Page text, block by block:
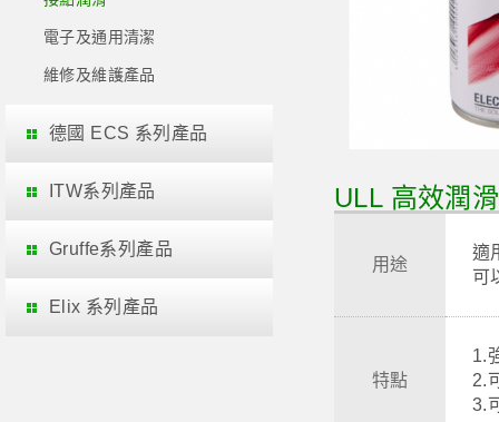
電子及通用清潔
維修及維護產品
德國 ECS 系列產品
ITW系列產品
Gruffe系列產品
Elix 系列產品
ULL 高效潤
用途
適
可
特點
1.
2.
3.